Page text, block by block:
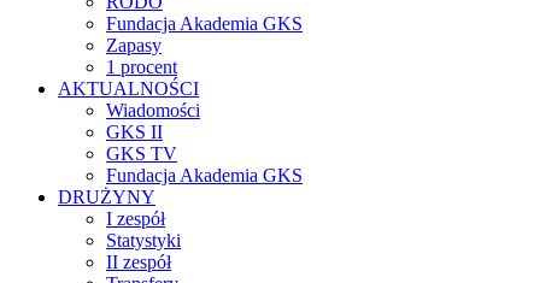
Fundacja Akademia GKS
Zapasy
1 procent
AKTUALNOŚCI
Wiadomości
GKS II
GKS TV
Fundacja Akademia GKS
DRUŻYNY
I zespół
Statystyki
II zespół